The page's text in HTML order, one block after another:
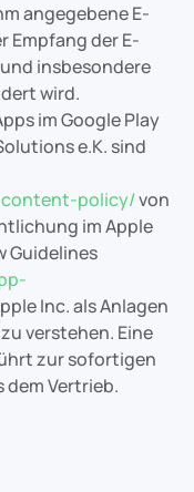
angegebene E-
Empfang der E-
insbesondere
wird.
im Google Play
e.K. sind
content-policy/von
im Apple
Guidelines
Inc. als Anlagen
verstehen. Eine
zur sofortigen
dem Vertrieb.